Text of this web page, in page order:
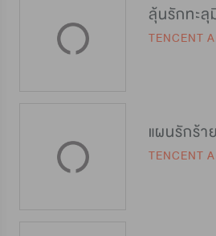
ลุ้นรักทะลุ
TENCENT
แผนรักร้
TENCENT